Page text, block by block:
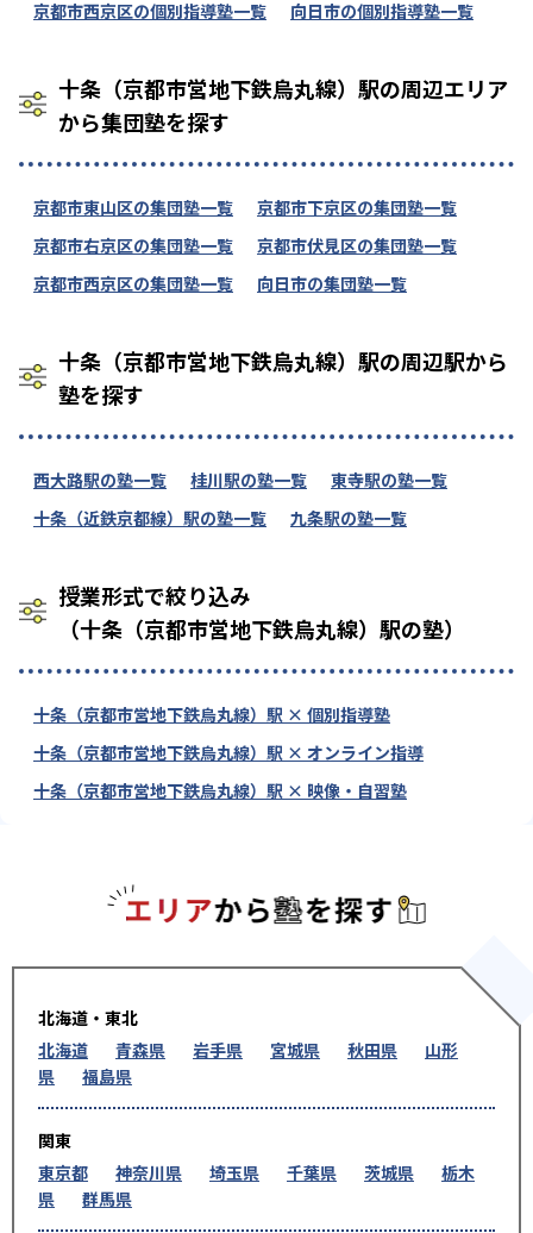
京都市西京区の個別指導塾一覧 向日市の個別指導塾一覧
十条（京都市営地下鉄烏丸線）駅の周辺エリア
から集団塾を探す
京都市東山区の集団塾一覧
京都市下京区の集団塾一覧
京都市右京区の集団塾一覧
京都市伏見区の集団塾一覧
京都市西京区の集団塾一覧
向日市の集団塾一覧
十条（京都市営地下鉄烏丸線）駅の周辺駅から
塾を探す
西大路駅の塾一覧 桂川駅の塾一覧
東寺駅の塾一覧
十条（近鉄京都線）駅の塾一覧
九条駅の塾一覧
授業形式で絞り込み
（十条（京都市営地下鉄烏丸線）駅の塾）
十条（京都市営地下鉄烏丸線）駅 × 個別指導塾
十条（京都市営地下鉄烏丸線）駅 × オンライン指導
十条（京都市営地下鉄烏丸線）駅 × 映像・自習塾
北海道・東北
北海道
青森県 岩手県 宮城県 秋田県
山形
県
福島県
関東
東京都
神奈川県 埼玉県 千葉県 茨城県
栃木
県
群馬県